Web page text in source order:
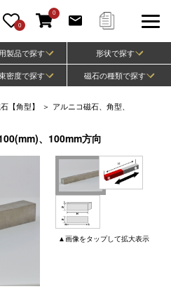
0
0
製品で探す
形状で探す
密度で探す 磁石の種類で探す
【角型】 ＞ アルニコ磁石、角型、
、100mm方向
▲画像をタップして拡大表示